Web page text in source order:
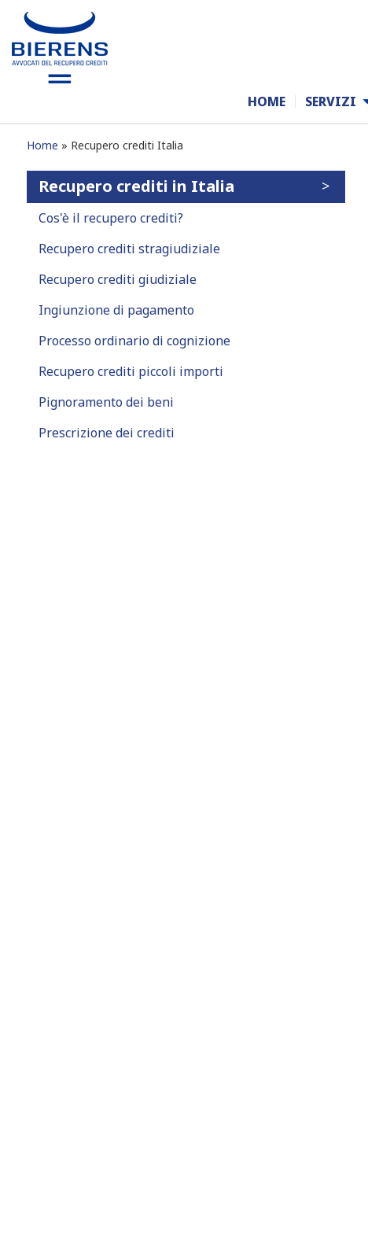
HOME SERVIZI
Home Recupero crediti Italia
Recupero crediti in Italia
Cos'è il recupero crediti?
Recupero crediti stragiudiziale
Recupero crediti giudiziale
Ingiunzione di pagamento
Processo ordinario di cognizione
Recupero crediti piccoli importi
Pignoramento dei beni
Prescrizione dei crediti